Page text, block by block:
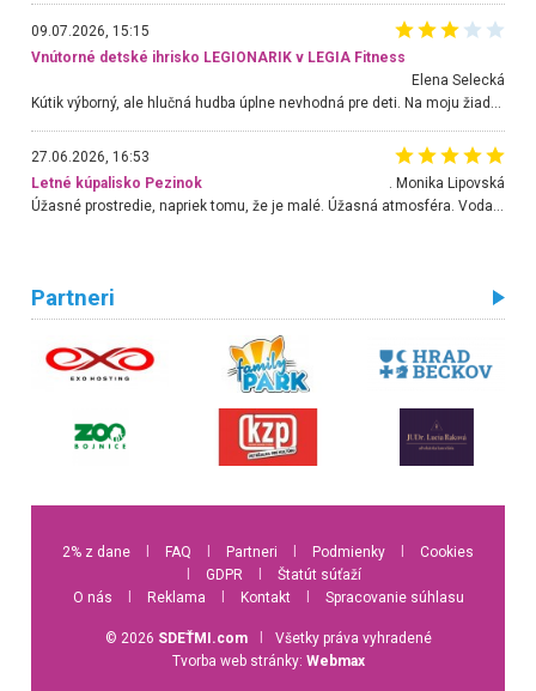
09.07.2026, 15:15
Vnútorné detské ihrisko LEGIONARIK v LEGIA Fitness
Elena Selecká
27.06.2026, 16:53
Letné kúpalisko Pezinok
. Monika Lipovská
Úžasné prostredie, napriek tomu, že je malé. Úžasná atmosféra. Voda fantastická a nádherná. Ľudí je pomerne veľa, ale su mili a ohľaduplní. Je veľmi zaujímavé sledovať, ako dokážu spolu športovať cudzí ľudia a bez ohľadu na vek. Vládne tu pohoda. Vnuka neviem dostať z vody. Ďakujem za krásny deň . Urcite sa sem vrátim. Jediný problém je s parkovaním, ale aj ten sa mi podarilo vyriešiť. Monika Bratislava
Partneri
2% z dane FAQ Partneri Podmienky
Cookies
GDPR
Štatút súťaží
O nás
Reklama Kontakt Spracovanie súhlasu
© 2026 SDEŤMI.com
Všetky práva vyhradené
Tvorba web stránky: Webmax